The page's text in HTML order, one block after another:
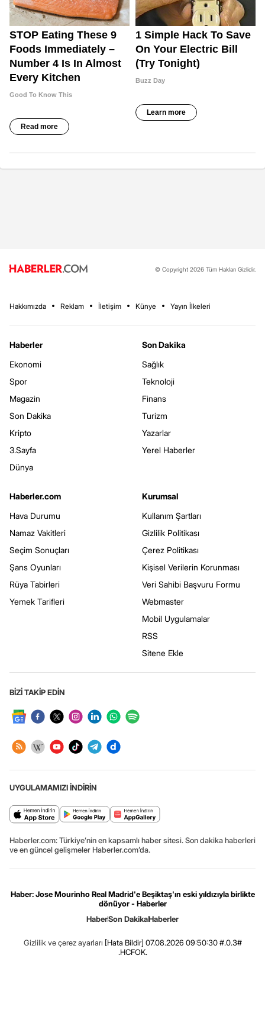
© Copyright 2026 Tüm Hakları Gizlidir.
Hakkımızda Reklam İletişim Künye Yayın İlkeleri
Haberler
Ekonomi
Spor
Magazin
Son Dakika
Kripto
3.Sayfa
Dünya
Son Dakika
Sağlık
Teknoloji
Finans
Turizm
Yazarlar
Yerel Haberler
Haberler.com
Hava Durumu
Namaz Vakitleri
Seçim Sonuçları
Şans Oyunları
Rüya Tabirleri
Yemek Tarifleri
Kurumsal
Kullanım Şartları
Gizlilik Politikası
Çerez Politikası
Kişisel Verilerin Korunması
Veri Sahibi Başvuru Formu
Webmaster
Mobil Uygulamalar
RSS
Sitene Ekle
BİZİ TAKİP EDİN
UYGULAMAMIZI İNDİRİN
Haberler.com: Türkiye’nin en kapsamlı haber sitesi. Son dakika haberleri
ve en güncel gelişmeler Haberler.com’da.
Haber: Jose Mourinho Real Madrid'e Beşiktaş'ın eski yıldızıyla birlikte
dönüyor - Haberler
HaberSon DakikaHaberler
Gizlilik ve çerez ayarları [Hata Bildir] 07.08.2026 09:50:30 #.0.3#
.HCFOK.